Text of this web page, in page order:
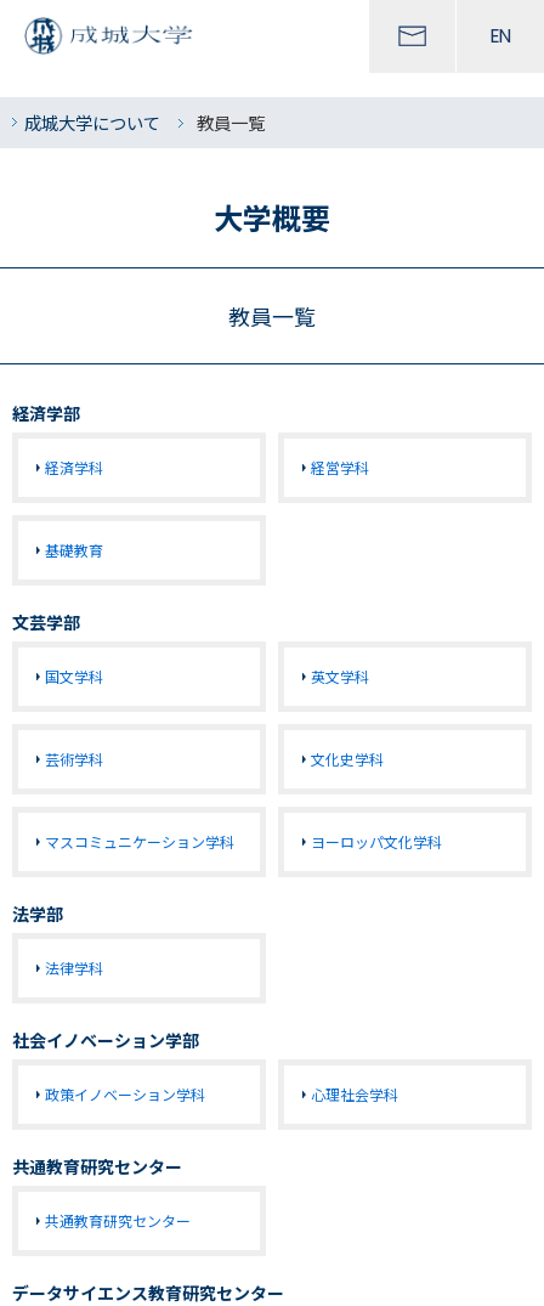
EN
成城大学について 教員一覧
大学概要
教員一覧
経済学部
経済学科 経営学科
基礎教育
文芸学部
国文学科 英文学科
芸術学科 文化史学科
マスコミュニケーション学科 ヨーロッパ文化学科
法学部
法律学科
社会イノベーション学部
政策イノベーション学科 心理社会学科
共通教育研究センター
共通教育研究センター
データサイエンス教育研究センター